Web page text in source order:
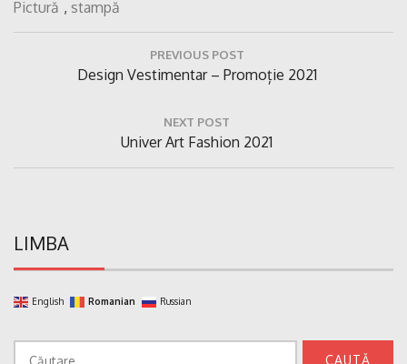
Pictură , stampă
PREVIOUS POST
Previous
Design Vestimentar – Promoție 2021
NEXT POST
Next
Post:
Univer Art Fashion 2021
LIMBA
English Romanian Russian